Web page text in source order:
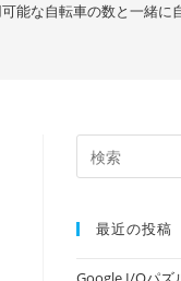
能な自転車の数と一緒に
最近の投稿